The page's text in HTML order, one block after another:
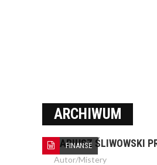
ARCHIWUM
FINANSE
DARIUSZ ŚLIWOWSKI
Autor/Mistery